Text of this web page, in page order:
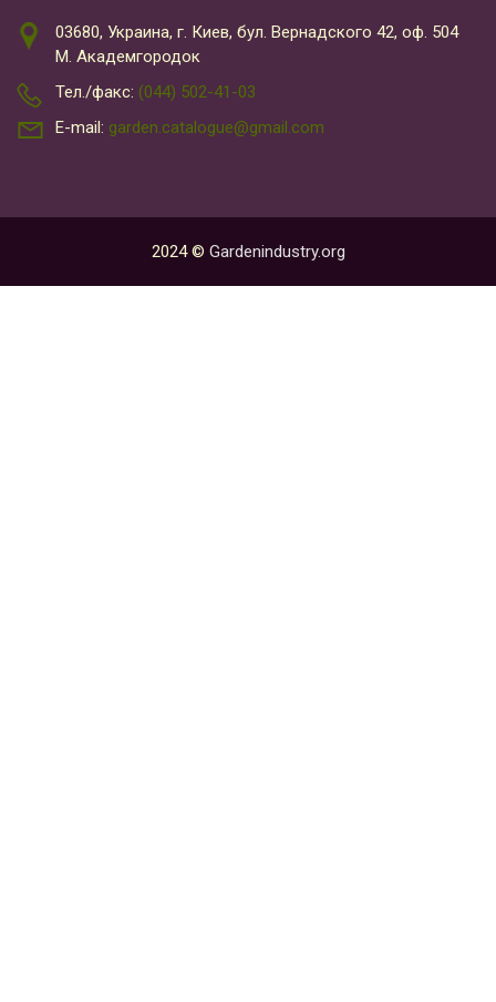
03680, Украина, г. Киев, бул. Вернадского 42, оф. 504
М. Академгородок
Тел./факс: (044) 502-41-03
E-mail: garden.catalogue@gmail.com
2024 © Gardenindustry.org